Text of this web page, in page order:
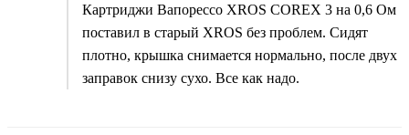
Картриджи Вапорессо XROS COREX 3 на 0,6 Ом
поставил в старый XROS без проблем. Сидят
плотно, крышка снимается нормально, после двух
заправок снизу сухо. Все как надо.